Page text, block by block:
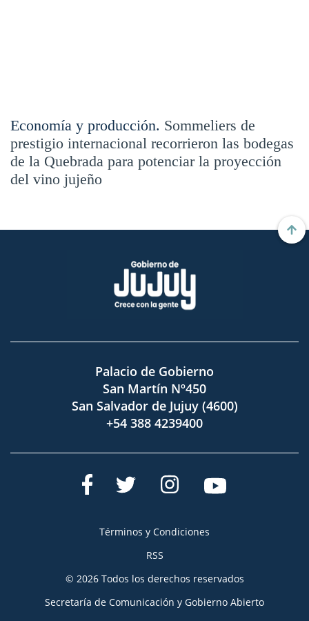
Economía y producción. Sommeliers de
prestigio internacional recorrieron las bodegas
de la Quebrada para potenciar la proyección
del vino jujeño
Palacio de Gobierno
San Martín Nº450
San Salvador de Jujuy (4600)
+54 388 4239400
Términos y Condiciones
RSS
© 2026 Todos los derechos reservados
Secretaría de Comunicación y Gobierno Abierto